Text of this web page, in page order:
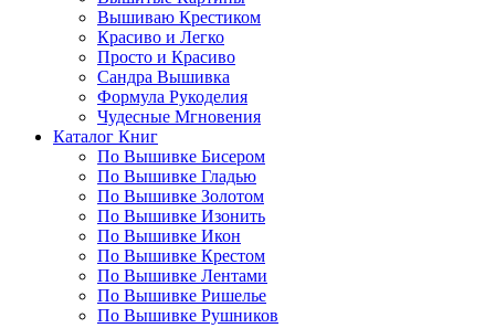
Вышиваю Крестиком
Красиво и Легко
Просто и Красиво
Сандра Вышивка
Формула Рукоделия
Чудесные Мгновения
Каталог Книг
По Вышивке Бисером
По Вышивке Гладью
По Вышивке Золотом
По Вышивке Изонить
По Вышивке Икон
По Вышивке Крестом
По Вышивке Лентами
По Вышивке Ришелье
По Вышивке Рушников